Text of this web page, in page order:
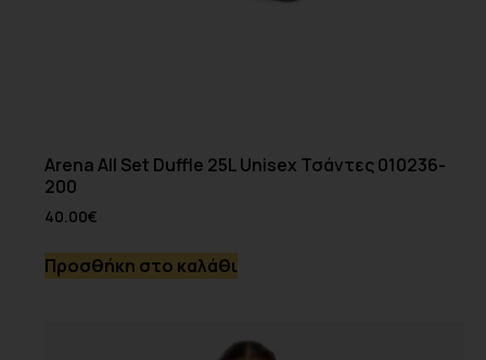
Arena All Set Duffle 25L Unisex Τσάντες 010236-
200
40.00€
Προσθήκη στο καλάθι